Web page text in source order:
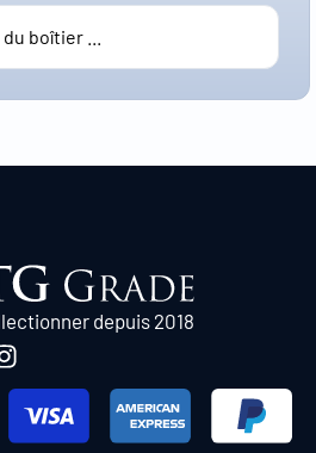
depuis 2018